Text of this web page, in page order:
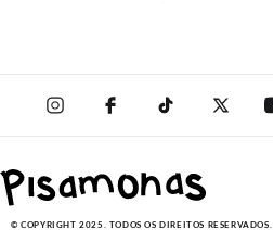
© COPYRIGHT 2025. TODOS OS DIREITOS RESERVADOS.